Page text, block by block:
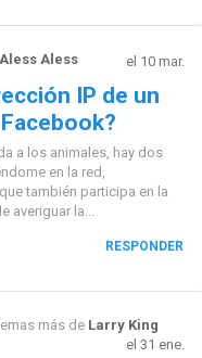
Aless Aless el 10 mar.
IP de un
a los animales, hay dos
en la red,
también participa en la
averiguar la...
RESPONDER
más de Larry King
el 31 ene.